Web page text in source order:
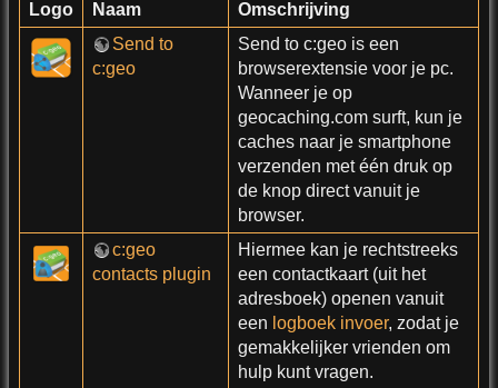
Logo Naam
Omschrijving
Send to
c:geo
Send to c:geo is een
browserextensie voor je pc.
Wanneer je op
geocaching.com surft, kun je
caches naar je smartphone
verzenden met één druk op
de knop direct vanuit je
browser.
c:geo
contacts plugin
Hiermee kan je rechtstreeks
een contactkaart (uit het
adresboek) openen vanuit
een logboek invoer, zodat je
gemakkelijker vrienden om
hulp kunt vragen.